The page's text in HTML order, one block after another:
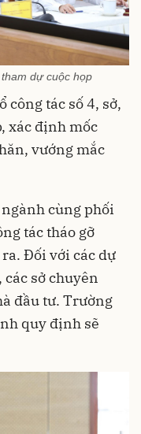
dự cuộc họp
công tác số 4, sở,
xác định mốc
vướng mắc
cùng phối
tác tháo gỡ
Đối với các dự
sở chuyên
đầu tư. Trường
quy định sẽ